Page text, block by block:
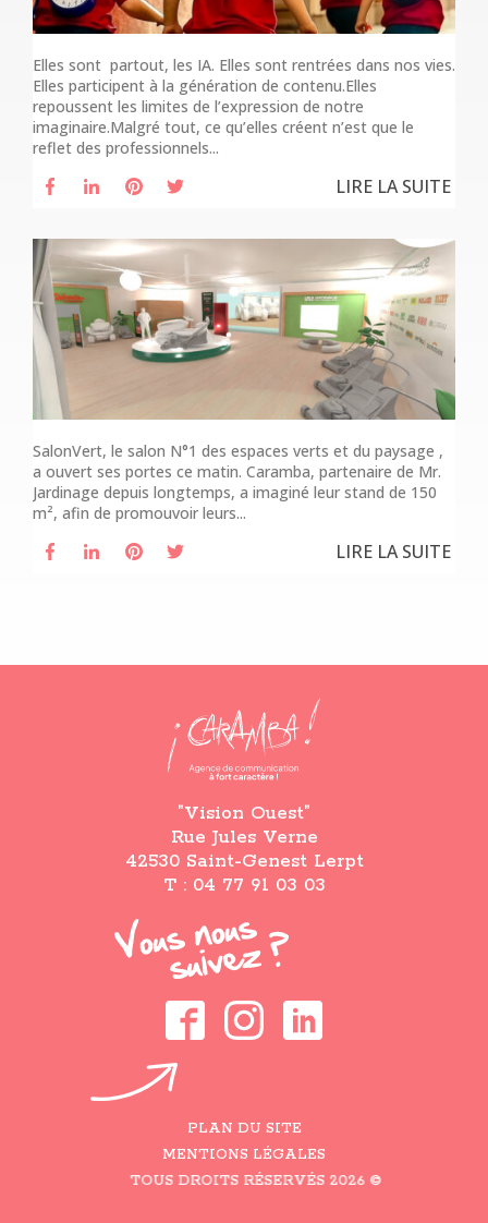
Elles sont partout, les IA. Elles sont rentrées dans nos vies.
Elles participent à la génération de contenu.Elles
repoussent les limites de l’expression de notre
imaginaire.Malgré tout, ce qu’elles créent n’est que le
reflet des professionnels...
LIRE LA SUITE
SalonVert, le salon N°1 des espaces verts et du paysage ,
a ouvert ses portes ce matin. Caramba, partenaire de Mr.
Jardinage depuis longtemps, a imaginé leur stand de 150
m², afin de promouvoir leurs...
LIRE LA SUITE
”Vision Ouest”
Rue Jules Verne
42530 Saint-Genest Lerpt
T : 04 77 91 03 03
PLAN DU SITE
MENTIONS LÉGALES
TOUS DROITS RÉSERVÉS 2026 ©